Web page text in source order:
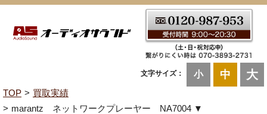
文字サイズ： 小 中 大
TOP
買取実績
marantz ネットワークプレーヤー NA7004 ▼